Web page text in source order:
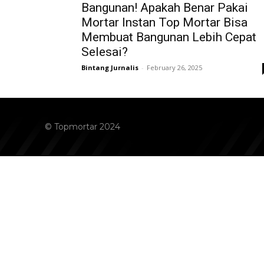
Bangunan! Apakah Benar Pakai
Mortar Instan Top Mortar Bisa
Membuat Bangunan Lebih Cepat
Selesai?
Bintang Jurnalis - February 26, 2025
© Topmortar 2024